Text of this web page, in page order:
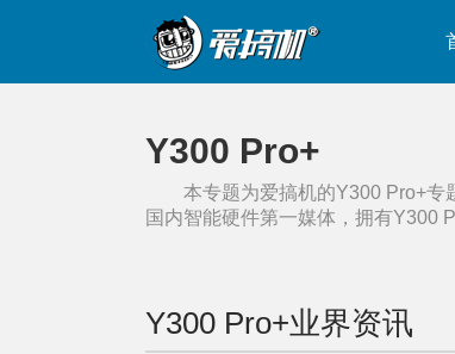
Y300 Pro+
本专题为爱搞机的Y300 Pro+专
国内智能硬件第一媒体，拥有Y300
Y300 Pro+业界资讯